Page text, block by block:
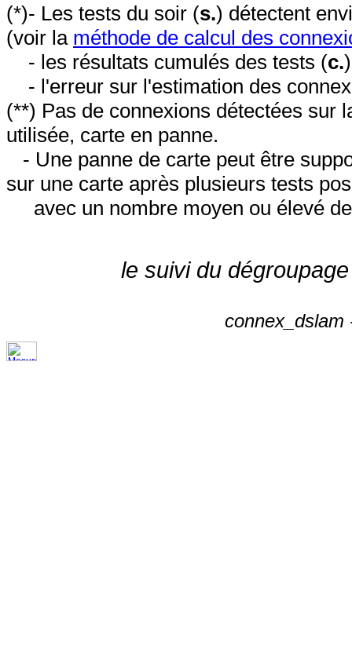
(*)- Les tests du soir (s.) détectent
(voir la méthode de calcul des
- les résultats cumulés des tests (c.
- l'erreur sur l'estimation des
(**) Pas de connexions détectées sur
utilisée, carte en panne.
- Une panne de carte peut être
sur une carte après plusieurs tests
avec un nombre moyen ou élevé
le suivi du
connex_dslam